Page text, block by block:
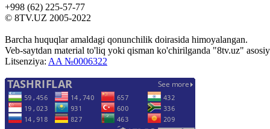
+998 (62) 225-57-77
© 8TV.UZ 2005-2022
Barcha huquqlar amaldagi qonunchilik doirasida himoyalangan.
Veb-saytdan material to'liq yoki qisman ko'chirilganda "8tv.uz"
Litsenziya: AA №0006322